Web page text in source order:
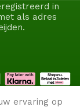
in
als adres
ervaring op